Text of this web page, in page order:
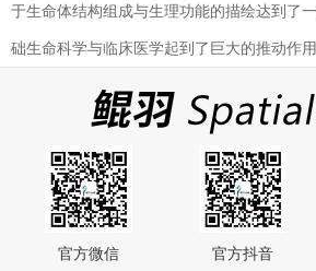
于生命体结构组成与生理功能的描绘达到了
础生命科学与临床医学起到了巨大的推动作用
官方微信 官方抖音